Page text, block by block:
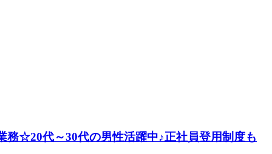
務☆20代～30代の男性活躍中♪正社員登用制度も